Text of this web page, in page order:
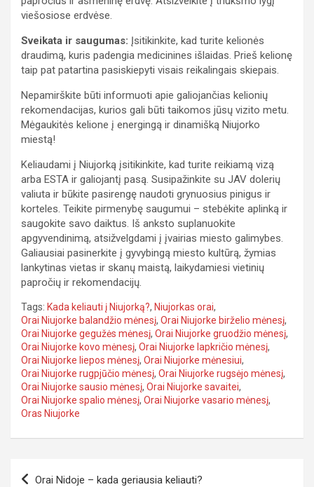
viešosiose erdvėse.
Sveikata ir saugumas: Įsitikinkite, kad turite kelionės
draudimą, kuris padengia medicinines išlaidas. Prieš kelionę
taip pat patartina pasiskiepyti visais reikalingais skiepais.
Nepamirškite būti informuoti apie galiojančias kelionių
rekomendacijas, kurios gali būti taikomos jūsų vizito metu.
Mėgaukitės kelione į energingą ir dinamišką Niujorko
miestą!
Keliaudami į Niujorką įsitikinkite, kad turite reikiamą vizą
arba ESTA ir galiojantį pasą. Susipažinkite su JAV dolerių
valiuta ir būkite pasirengę naudoti grynuosius pinigus ir
korteles. Teikite pirmenybę saugumui – stebėkite aplinką ir
saugokite savo daiktus. Iš anksto suplanuokite
apgyvendinimą, atsižvelgdami į įvairias miesto galimybes.
Galiausiai pasinerkite į gyvybingą miesto kultūrą, žymias
lankytinas vietas ir skanų maistą, laikydamiesi vietinių
papročių ir rekomendacijų.
Tags: Kada keliauti į Niujorką?, Niujorkas orai,
Orai Niujorke balandžio mėnesį, Orai Niujorke birželio mėnesį,
Orai Niujorke gegužės mėnesį, Orai Niujorke gruodžio mėnesį,
Orai Niujorke kovo mėnesį, Orai Niujorke lapkričio mėnesį,
Orai Niujorke liepos mėnesį, Orai Niujorke mėnesiui,
Orai Niujorke rugpjūčio mėnesį, Orai Niujorke rugsėjo mėnesį,
Orai Niujorke sausio mėnesį, Orai Niujorke savaitei,
Orai Niujorke spalio mėnesį, Orai Niujorke vasario mėnesį,
Oras Niujorke
Navigacija
Orai Nidoje – kada geriausia keliauti?